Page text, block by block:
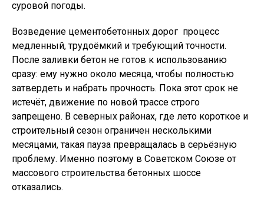
суровой погоды.
Возведение цементобетонных дорог  процесс
медленный, трудоёмкий и требующий точности.
После заливки бетон не готов к использованию
сразу: ему нужно около месяца, чтобы полностью
затвердеть и набрать прочность. Пока этот срок не
истечёт, движение по новой трассе строго
запрещено. В северных районах, где лето короткое и
строительный сезон ограничен несколькими
месяцами, такая пауза превращалась в серьёзную
проблему. Именно поэтому в Советском Союзе от
массового строительства бетонных шоссе
отказались.